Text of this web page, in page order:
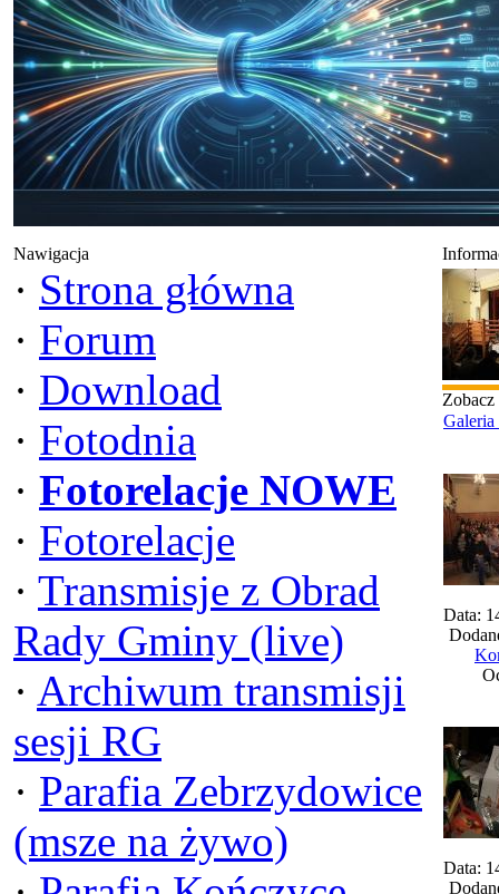
Nawigacja
· Strona główna
· Forum
· Download
· Fotodnia
· Fotorelacje NOWE
· Fotorelacje
· Transmisje z Obrad
Rady Gminy (live)
· Archiwum transmisji
sesji RG
· Parafia Zebrzydowice
(msze na żywo)
Zobacz
Galeria
Data:
Data: